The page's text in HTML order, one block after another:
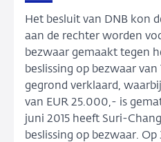
Het besluit van DNB kon
aan de rechter worden
bezwaar gemaakt tegen
beslissing op bezwaar van
gegrond verklaard,
van EUR 25.000,- is
juni 2015 heeft Suri-
beslissing op bezwaar.